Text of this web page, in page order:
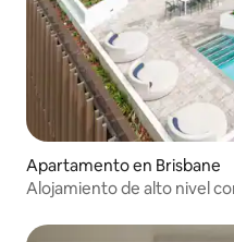
Apartamento en Brisbane
Alojamiento de alto nivel